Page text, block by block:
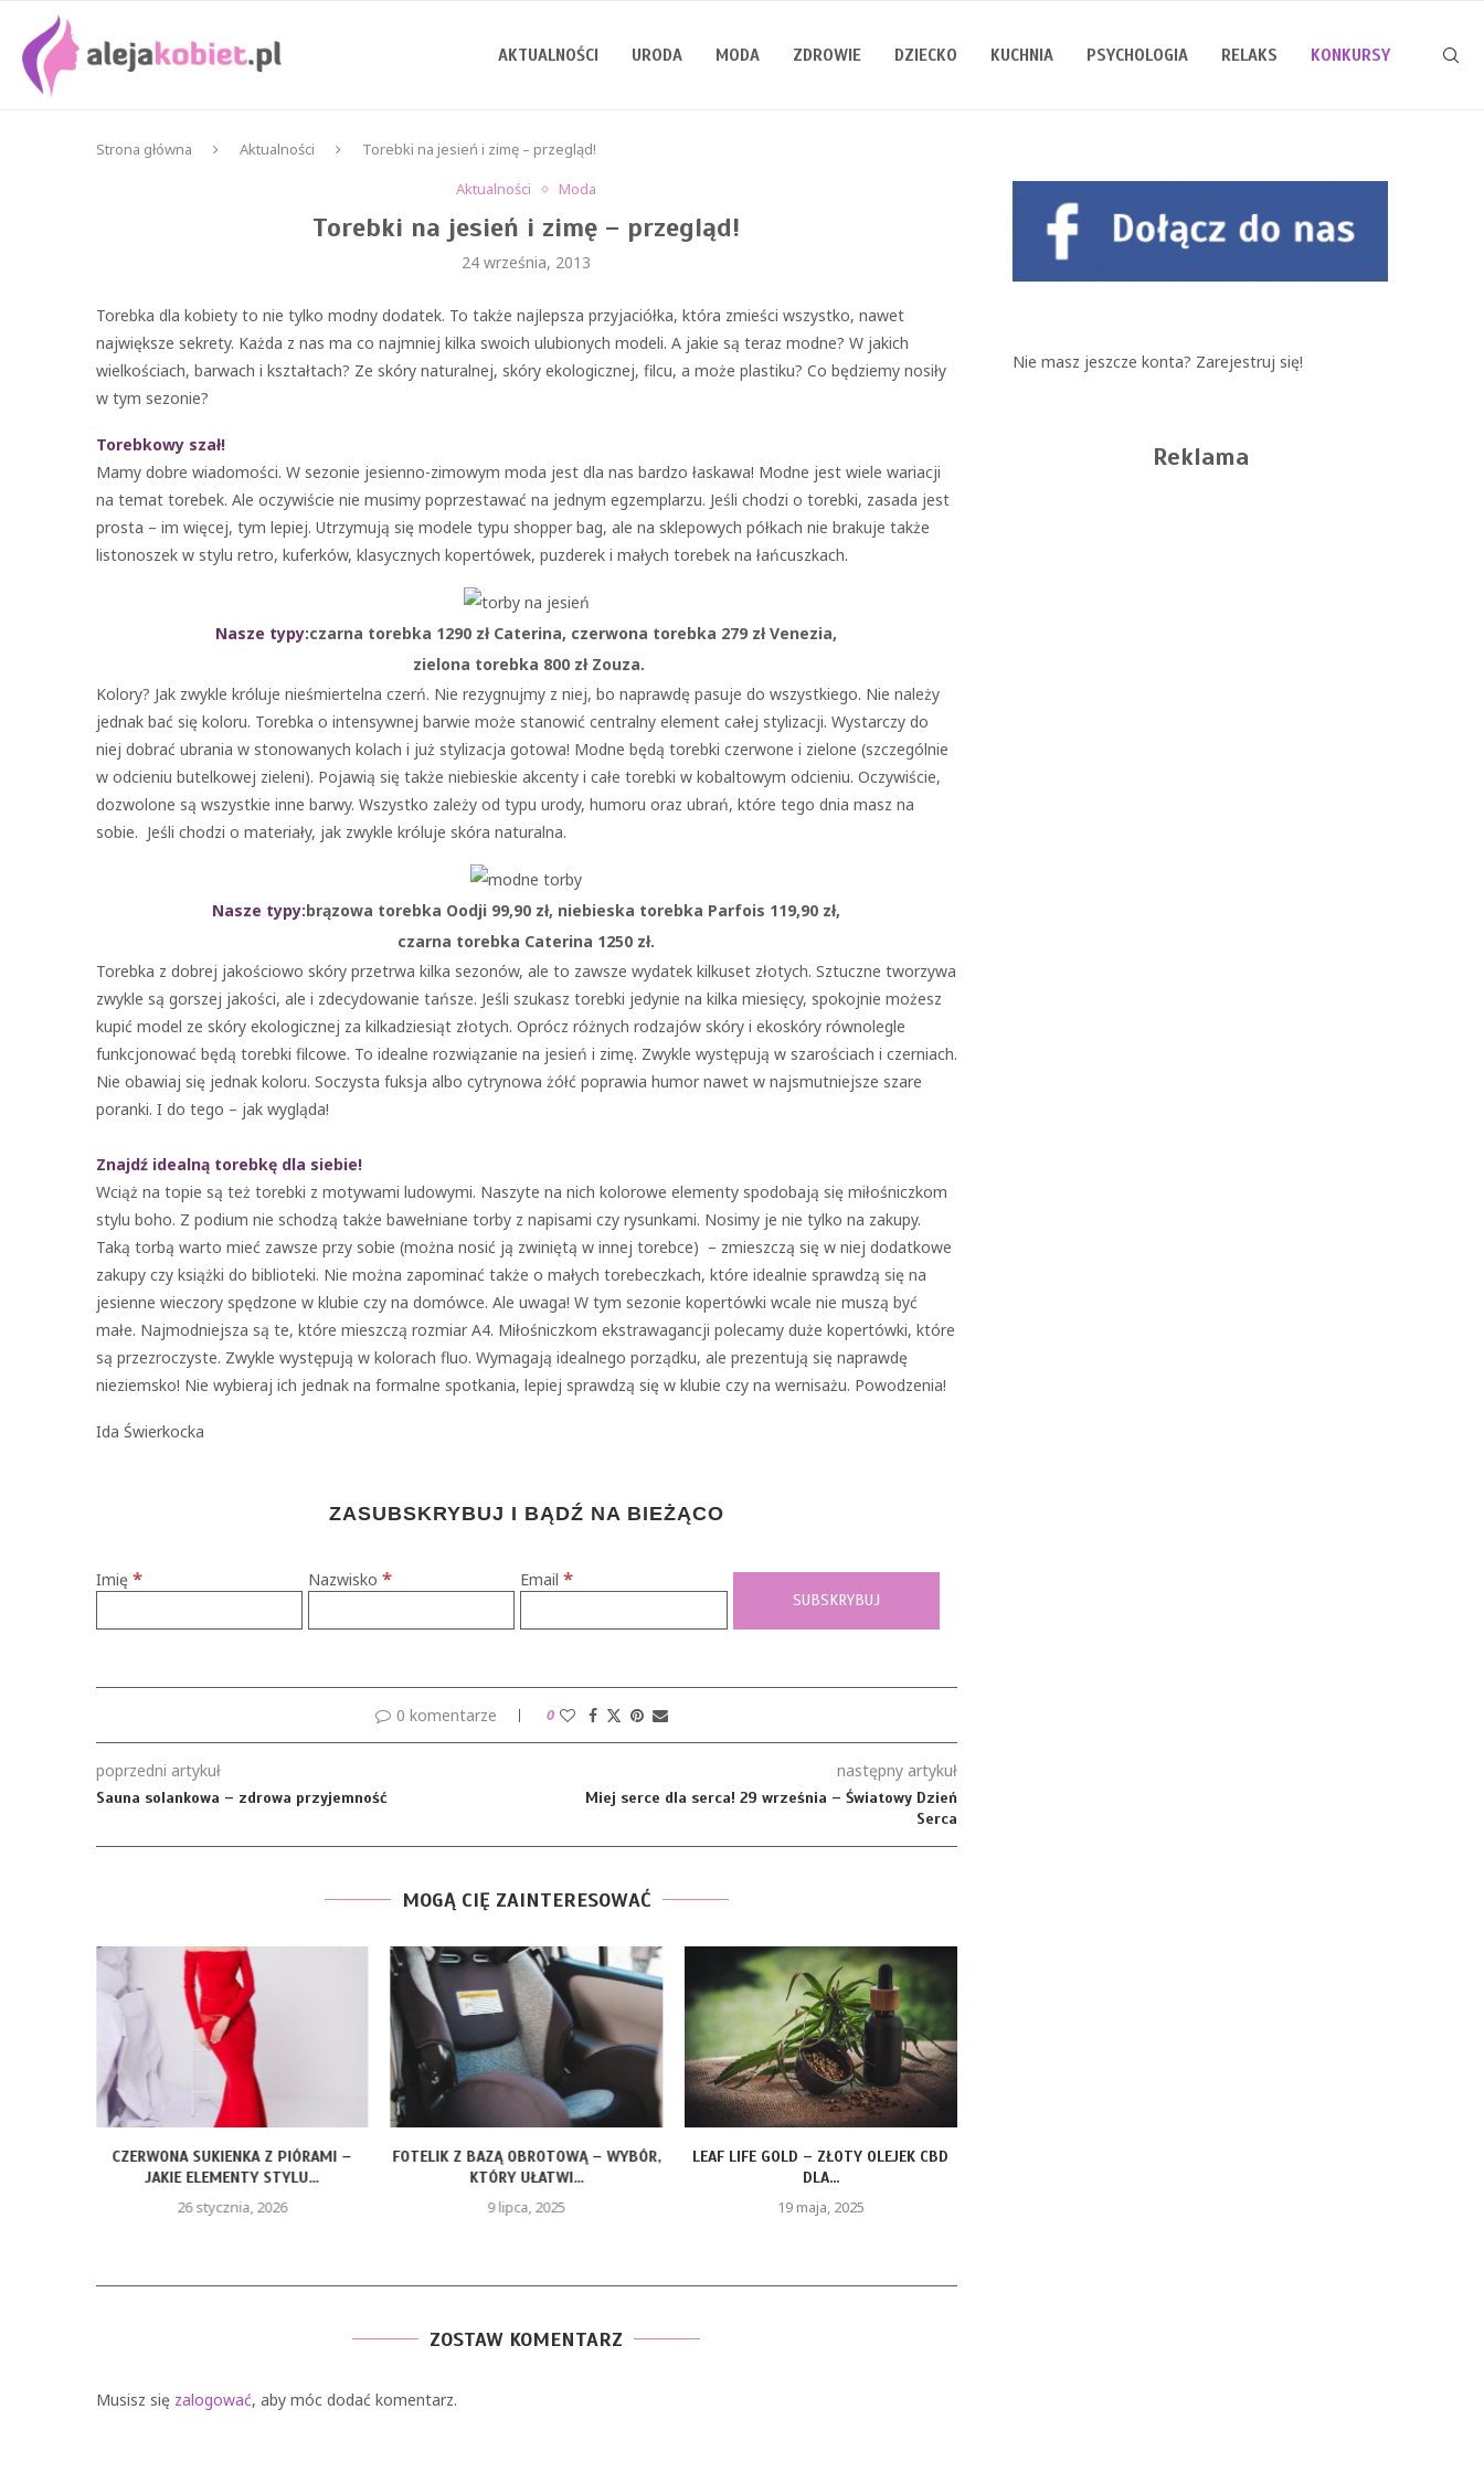
AKTUALNOŚCI URODA MODA ZDROWIE DZIECKO KUCHNIA PSYCHOLOGIA RELAKS KONKURSY
Strona główna Aktualności
Torebki na jesień i zimę – przegląd!
Aktualności
Moda
Torebki na jesień i zimę – przegląd!
24 września, 2013
Torebka dla kobiety to nie tylko modny dodatek. To także najlepsza przyjaciółka, która zmieści wszystko, nawet
największe sekrety. Każda z nas ma co najmniej kilka swoich ulubionych modeli. A jakie są teraz modne? W jakich
wielkościach, barwach i kształtach? Ze skóry naturalnej, skóry ekologicznej, filcu, a może plastiku? Co będziemy nosiły
w tym sezonie?
Torebkowy szał!
Mamy dobre wiadomości. W sezonie jesienno-zimowym moda jest dla nas bardzo łaskawa! Modne jest wiele wariacji
na temat torebek. Ale oczywiście nie musimy poprzestawać na jednym egzemplarzu. Jeśli chodzi o torebki, zasada jest
prosta – im więcej, tym lepiej. Utrzymują się modele typu shopper bag, ale na sklepowych półkach nie brakuje także
listonoszek w stylu retro, kuferków, klasycznych kopertówek, puzderek i małych torebek na łańcuszkach.
Nasze typy:czarna torebka 1290 zł Caterina, czerwona torebka 279 zł Venezia,
zielona torebka 800 zł Zouza.
Kolory? Jak zwykle króluje nieśmiertelna czerń. Nie rezygnujmy z niej, bo naprawdę pasuje do wszystkiego. Nie należy
jednak bać się koloru. Torebka o intensywnej barwie może stanowić centralny element całej stylizacji. Wystarczy do
niej dobrać ubrania w stonowanych kolach i już stylizacja gotowa! Modne będą torebki czerwone i zielone (szczególnie
w odcieniu butelkowej zieleni). Pojawią się także niebieskie akcenty i całe torebki w kobaltowym odcieniu. Oczywiście,
dozwolone są wszystkie inne barwy. Wszystko zależy od typu urody, humoru oraz ubrań, które tego dnia masz na
sobie. Jeśli chodzi o materiały, jak zwykle króluje skóra naturalna.
Nasze typy:brązowa torebka Oodji 99,90 zł, niebieska torebka Parfois 119,90 zł,
czarna torebka Caterina 1250 zł.
Torebka z dobrej jakościowo skóry przetrwa kilka sezonów, ale to zawsze wydatek kilkuset złotych. Sztuczne tworzywa
zwykle są gorszej jakości, ale i zdecydowanie tańsze. Jeśli szukasz torebki jedynie na kilka miesięcy, spokojnie możesz
kupić model ze skóry ekologicznej za kilkadziesiąt złotych. Oprócz różnych rodzajów skóry i ekoskóry równolegle
funkcjonować będą torebki filcowe. To idealne rozwiązanie na jesień i zimę. Zwykle występują w szarościach i czerniach.
Nie obawiaj się jednak koloru. Soczysta fuksja albo cytrynowa żółć poprawia humor nawet w najsmutniejsze szare
poranki. I do tego – jak wygląda!
Znajdź idealną torebkę dla siebie!
Wciąż na topie są też torebki z motywami ludowymi. Naszyte na nich kolorowe elementy spodobają się miłośniczkom
stylu boho. Z podium nie schodzą także bawełniane torby z napisami czy rysunkami. Nosimy je nie tylko na zakupy.
Taką torbą warto mieć zawsze przy sobie (można nosić ją zwiniętą w innej torebce) – zmieszczą się w niej dodatkowe
zakupy czy książki do biblioteki. Nie można zapominać także o małych torebeczkach, które idealnie sprawdzą się na
jesienne wieczory spędzone w klubie czy na domówce. Ale uwaga! W tym sezonie kopertówki wcale nie muszą być
małe. Najmodniejsza są te, które mieszczą rozmiar A4. Miłośniczkom ekstrawagancji polecamy duże kopertówki, które
są przezroczyste. Zwykle występują w kolorach fluo. Wymagają idealnego porządku, ale prezentują się naprawdę
nieziemsko! Nie wybieraj ich jednak na formalne spotkania, lepiej sprawdzą się w klubie czy na wernisażu. Powodzenia!
Ida Świerkocka
ZASUBSKRYBUJ I BĄDŹ NA BIEŻĄCO
Imię * Nazwisko* Email*
0 komentarze 0
poprzedni artykuł
Sauna solankowa – zdrowa przyjemność
następny artykuł
Miej serce dla serca! 29 września – Światowy Dzień
Serca
MOGĄ CIĘ ZAINTERESOWAĆ
CZERWONA SUKIENKA Z PIÓRAMI –
JAKIE ELEMENTY STYLU...
26 stycznia, 2026
FOTELIK Z BAZĄ OBROTOWĄ – WYBÓR,
KTÓRY UŁATWI...
9 lipca, 2025
LEAF LIFE GOLD – ZŁOTY OLEJEK CBD
DLA...
19 maja, 2025
ZOSTAW KOMENTARZ
Musisz się zalogować, aby móc dodać komentarz.
Nie masz jeszcze konta? Zarejestruj się!
Reklama